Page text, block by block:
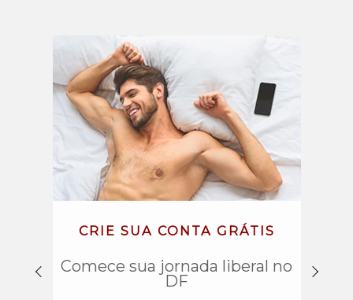
CRIE SUA CONTA GRÁTIS
Comece sua jornada liberal no
DF